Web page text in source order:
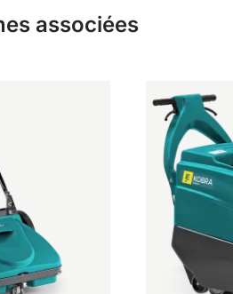
associées